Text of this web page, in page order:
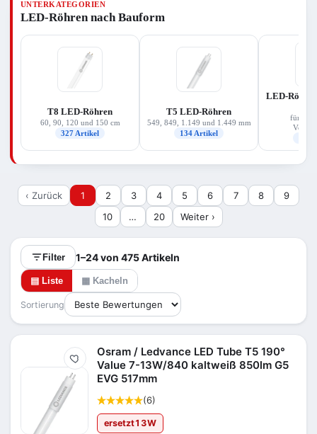
für Ihre Leuchte, die passende Lichtfarbe
(warmweiß bis kaltweiß) und vor allem die
Betriebsart Ihres vorhandenen Vorschaltgeräts.
Das Sortiment deckt Ersatzleistungen von rund 14
bis 58 W ab und stammt überwiegend von
Osram/Ledvance und Philips.
UNTERKATEGORIEN
LED-Röhren nach Bauform
T8 LED-Röhren
60, 90, 120 und 150 cm
327 Artikel
T5 LED-Röhren
549, 849, 1.149 und 1.449 mm
134 Artikel
LED-
für
‹ Zurück 1 2 3 4 5 6 7 8
9
10
… 20 Weiter ›
Filter 1–24 von 475 Artikeln
▤ Liste ▦ Kacheln
Sortierung
Merken
Osram / Ledvance LED Tube T5 190°
Value 7-13W/840 kaltweiß 850lm G5
EVG 517mm
(6)
ersetzt13W